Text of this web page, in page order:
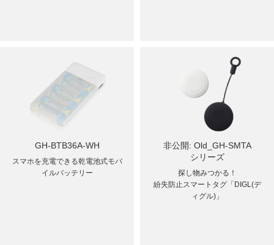
GH-BTB36A-WH
スマホを充電できる乾電池式モバ
イルバッテリー
非公開: Old_GH-SMTA
シリーズ
探し物みつかる！
紛失防止スマートタグ「DIGL(デ
ィグル)」